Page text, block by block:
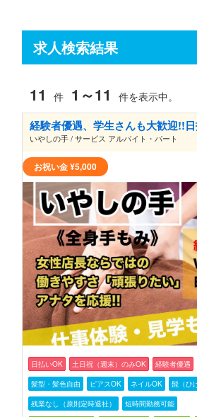
求人検索結果
11 件 1～11 件を表示中。
経験者優遇、学生さんも大歓迎!!
いやしの手 / サービス アルバイト・パート
お祝い金¥5,000
日払いOK 土日祝（週末）のみOK 経験者優遇
髪型・髪色自由
ピアスOK ネイルOK 髭（ひ
残業なし（原則定時退社）
短時間勤務可能